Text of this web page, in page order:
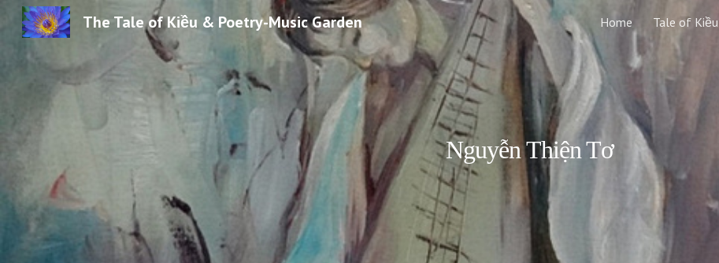
Skip to main content Skip to navigation
The Tale of Kiều & Poetry-Music Garden Home Tale of Kiều
NguyễnThiện Tơ